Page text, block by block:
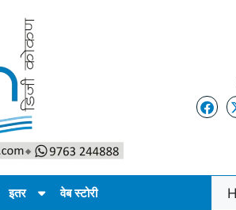
इतर वेब स्टोरी